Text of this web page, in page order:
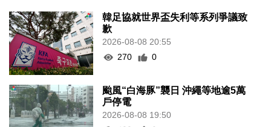
韓足協就世界盃失利等系列爭議致
歉
2026-08-08 20:55
270
0
颱風“白海豚”襲日 沖繩等地逾5萬
戶停電
2026-08-08 19:50